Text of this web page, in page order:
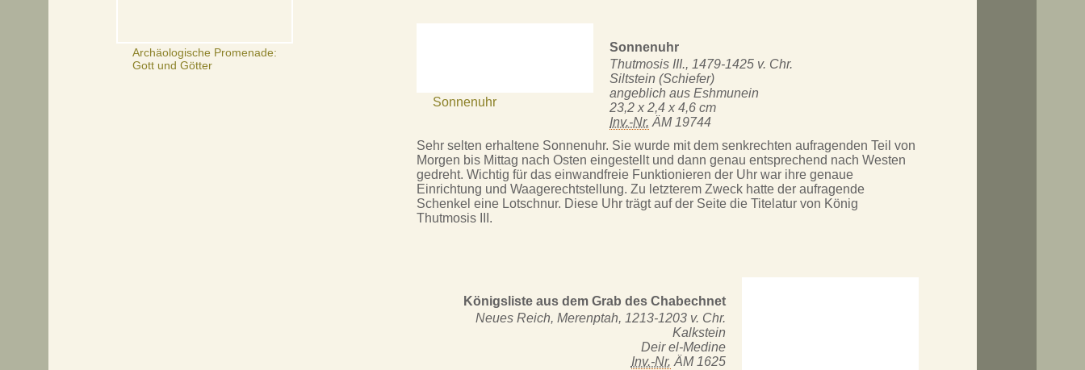
Archäologische Promenade:
Gott und Götter
Sonnenuhr
Sonnenuhr
Thutmosis III., 1479-1425 v. Chr.
Siltstein (Schiefer)
angeblich aus Eshmunein
23,2 x 2,4 x 4,6 cm
Inv.-Nr. ÄM 19744
Sehr selten erhaltene Sonnenuhr. Sie wurde mit dem senkrechten aufragenden Teil von
Morgen bis Mittag nach Osten eingestellt und dann genau entsprechend nach Westen
gedreht. Wichtig für das einwandfreie Funktionieren der Uhr war ihre genaue
Einrichtung und Waagerechtstellung. Zu letzterem Zweck hatte der aufragende
Schenkel eine Lotschnur. Diese Uhr trägt auf der Seite die Titelatur von König
Thutmosis III.
Königsliste aus dem Grab des Chabechnet
Neues Reich, Merenptah, 1213-1203 v. Chr.
Kalkstein
Deir el-Medine
Inv.-Nr. ÄM 1625